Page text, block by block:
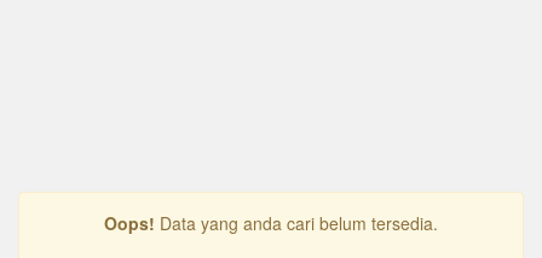
Oops! Data yang anda cari belum tersedia.